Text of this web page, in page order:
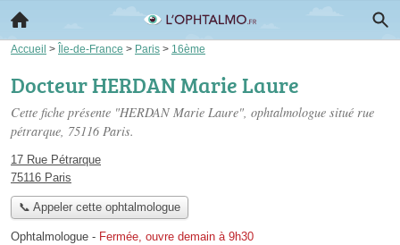
Accueil > Île-de-France > Paris > 16ème
Docteur HERDAN Marie Laure
Cette fiche présente "HERDAN Marie Laure", ophtalmologue situé rue
pétrarque, 75116 Paris.
17 Rue Pétrarque
75116 Paris
📞 Appeler cette ophtalmologue
Ophtalmologue - Fermée, ouvre demain à 9h30